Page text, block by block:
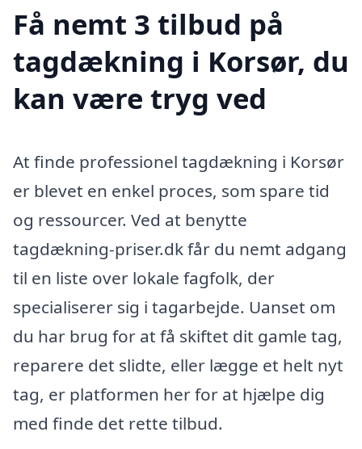
Få nemt 3 tilbud på
tagdækning i Korsør, du
kan være tryg ved
At finde professionel tagdækning i Korsør
er blevet en enkel proces, som spare tid
og ressourcer. Ved at benytte
tagdækning-priser.dk får du nemt adgang
til en liste over lokale fagfolk, der
specialiserer sig i tagarbejde. Uanset om
du har brug for at få skiftet dit gamle tag,
reparere det slidte, eller lægge et helt nyt
tag, er platformen her for at hjælpe dig
med finde det rette tilbud.